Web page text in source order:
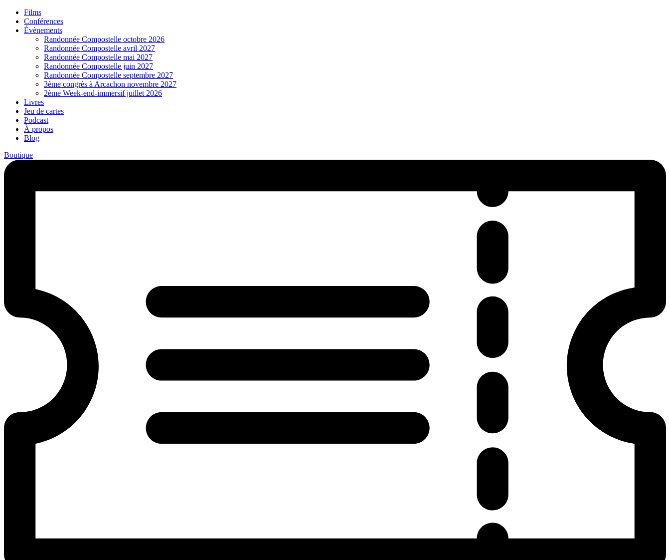
Films
Conférences
Évènements
Randonnée Compostelle octobre 2026
Randonnée Compostelle avril 2027
Randonnée Compostelle mai 2027
Randonnée Compostelle juin 2027
Randonnée Compostelle septembre 2027
3ème congrès à Arcachon novembre 2027
2ème Week-end-immersif juillet 2026
Livres
Jeu de cartes
Podcast
À propos
Blog
Boutique